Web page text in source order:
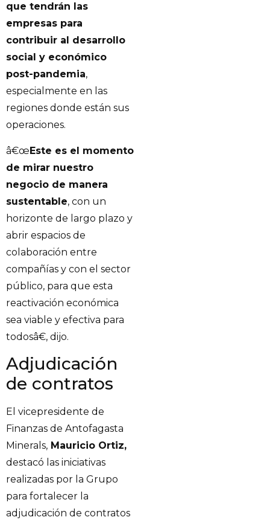
que tendrán las
empresas para
contribuir al desarrollo
social y económico
post-pandemia,
especialmente en las
regiones donde están sus
operaciones.
â€œEste es el momento
de mirar nuestro
negocio de manera
sustentable, con un
horizonte de largo plazo y
abrir espacios de
colaboración entre
compañías y con el sector
público, para que esta
reactivación económica
sea viable y efectiva para
todosâ€, dijo.
Adjudicación
de contratos
El vicepresidente de
Finanzas de Antofagasta
Minerals, Mauricio Ortiz,
destacó las iniciativas
realizadas por la Grupo
para fortalecer la
adjudicación de contratos